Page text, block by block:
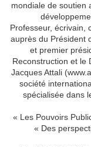
mondiale de soutien
Professeur, écrivain,
auprès du Président
et premier
Reconstruction et le
Jacques Attali
société
spécialisée dans
« Les Pouvoirs
« Des